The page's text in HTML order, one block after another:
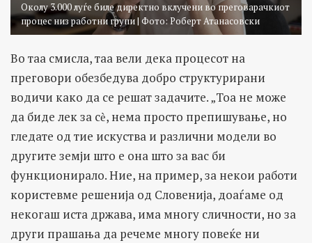
Околу 3.000 луѓе биле директно вклучени во преговарачкиот
процес низ работни групи | Фото: Роберт Атанасовски
Во таа смисла, таа вели дека процесот на
преговори обезбедува добро структурирани
водичи како да се решат задачите. „Тоа не може
да биде лек за сѐ, нема просто препишување, но
гледате од тие искуства и различни модели во
другите земји што е она што за вас би
функционирало. Ние, на пример, за некои работи
користевме решенија од Словенија, доаѓаме од
некогаш иста држава, има многу сличности, но за
други прашања да речеме многу повеќе ни